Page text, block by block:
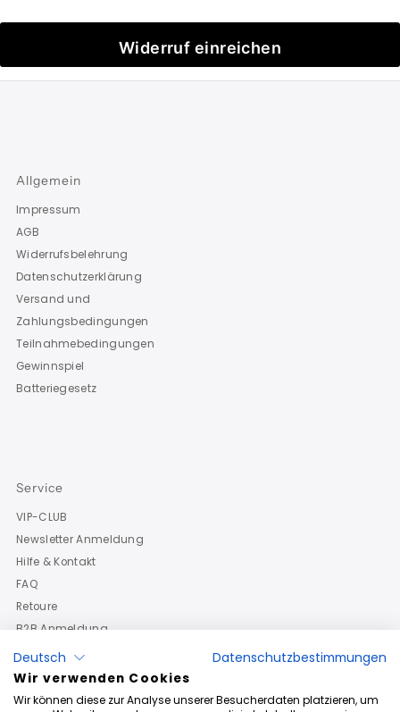
Widerruf einreichen
Allgemein
Impressum
AGB
Widerrufsbelehrung
Datenschutzerklärung
Versand und
Zahlungsbedingungen
Teilnahmebedingungen
Gewinnspiel
Batteriegesetz
Service
VIP-CLUB
Newsletter Anmeldung
Hilfe & Kontakt
FAQ
Retoure
B2B Anmeldung
Deutsch
Datenschutzbestimmungen
Wir verwenden Cookies
Wir können diese zur Analyse unserer Besucherdaten platzieren, um